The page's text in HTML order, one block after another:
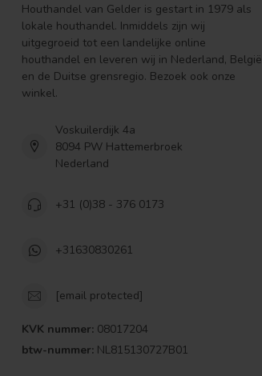
Houthandel van Gelder is gestart in 1979 als
lokale houthandel. Inmiddels zijn wij
uitgegroeid tot een landelijke online
houthandel en leveren wij in Nederland, België
en de Duitse grensregio. Bezoek ook onze
winkel.
Voskuilerdijk 4a
8094 PW Hattemerbroek
Nederland
+31 (0)38 - 376 0173
+31630830261
[email protected]
KVK nummer: 08017204
btw-nummer: NL815130727B01